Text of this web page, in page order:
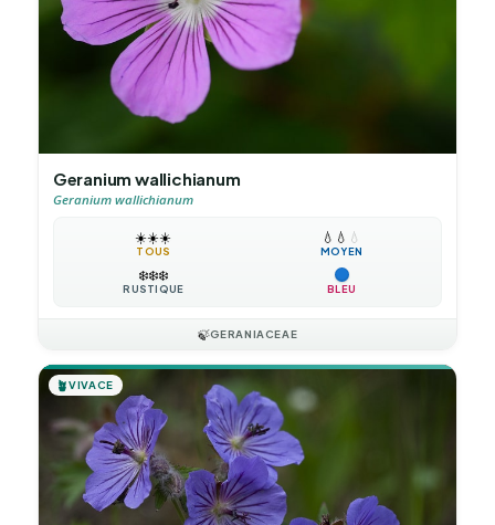
Geranium wallichianum
Geranium wallichianum
☀️☀️☀️
TOUS
💧 💧 💧
MOYEN
❄️❄️❄️
RUSTIQUE BLEU
🍃GERANIACEAE
🪴VIVACE